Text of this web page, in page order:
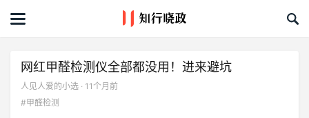
首页
课程&活动
网红甲醛检测仪全部都没用！进来避坑
人见人爱的小选 · 11个月前
#甲醛检测